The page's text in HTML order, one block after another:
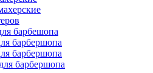
барбешопа
барбершопа
барбершопа
барбершопа